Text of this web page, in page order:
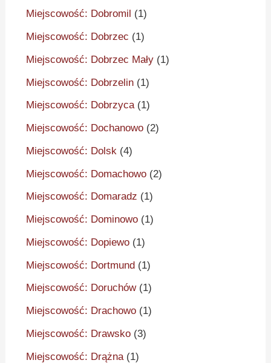
Miejscowość: Dobromil (1)
Miejscowość: Dobrzec (1)
Miejscowość: Dobrzec Mały (1)
Miejscowość: Dobrzelin (1)
Miejscowość: Dobrzyca(1)
Miejscowość: Dochanowo (2)
Miejscowość: Dolsk (4)
Miejscowość: Domachowo (2)
Miejscowość: Domaradz (1)
Miejscowość: Dominowo (1)
Miejscowość: Dopiewo (1)
Miejscowość: Dortmund (1)
Miejscowość: Doruchów(1)
Miejscowość: Drachowo (1)
Miejscowość: Drawsko (3)
Miejscowość: Drążna (1)